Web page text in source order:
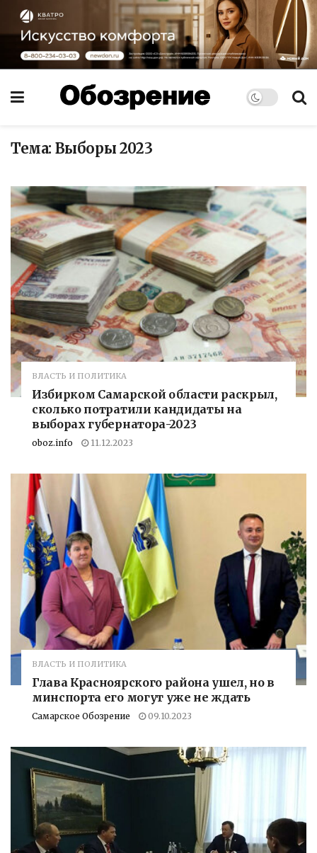
Тема: Выборы 2023
ВЛАСТЬ И ПОЛИТИКА
Избирком Самарской области раскрыл,
сколько потратили кандидаты на
выборах губернатора-2023
oboz.info 11.12.2023
ВЛАСТЬ И ПОЛИТИКА
Глава Красноярского района ушел, но в
минспорта его могут уже не ждать
Самарское Обозрение 09.10.2023